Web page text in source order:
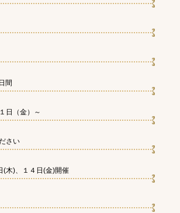
間
日（金）～
さい
木)、１４日(金)開催